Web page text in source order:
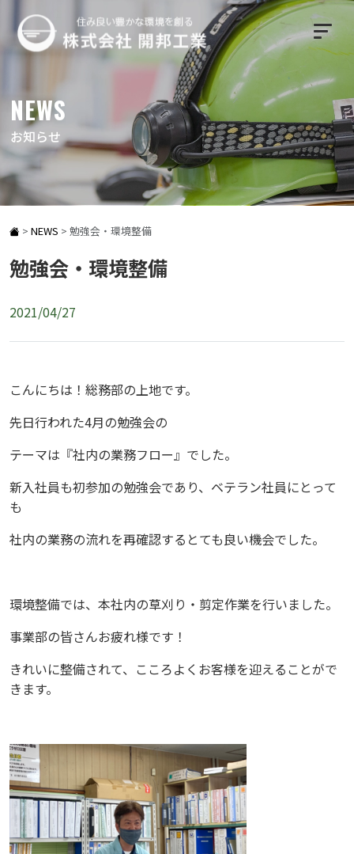
NEWS
お知らせ
> NEWS > 勉強会・環境整備
勉強会・環境整備
2021/04/27
こんにちは！総務部の上地です。
先日行われた4月の勉強会の
テーマは『社内の業務フロー』でした。
新入社員も初参加の勉強会であり、ベテラン社員にとって
も
社内の業務の流れを再確認するとても良い機会でした。
環境整備では、本社内の草刈り・剪定作業を行いました。
事業部の皆さんお疲れ様です！
きれいに整備されて、こころよくお客様を迎えることがで
きます。